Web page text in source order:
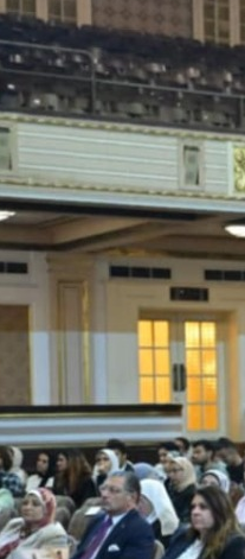
الجوائز والمراكز خلال العام
المستندات المطلوبة
الإجتماع